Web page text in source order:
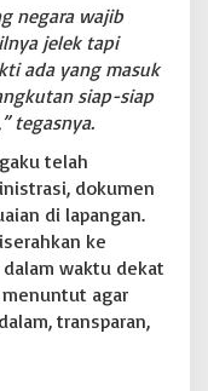
negara wajib
jelek tapi
ada yang masuk
siap-siap
tegasnya.
telah
dokumen
di lapangan.
ke
dalam waktu dekat
agar
transparan,